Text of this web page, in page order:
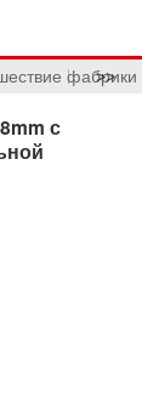
фабрики
>>
с